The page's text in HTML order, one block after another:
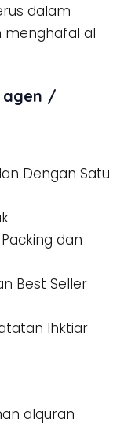
dalam
menghafal al
agen /
Dengan Satu
dan
Best Seller
Ihktiar
alquran